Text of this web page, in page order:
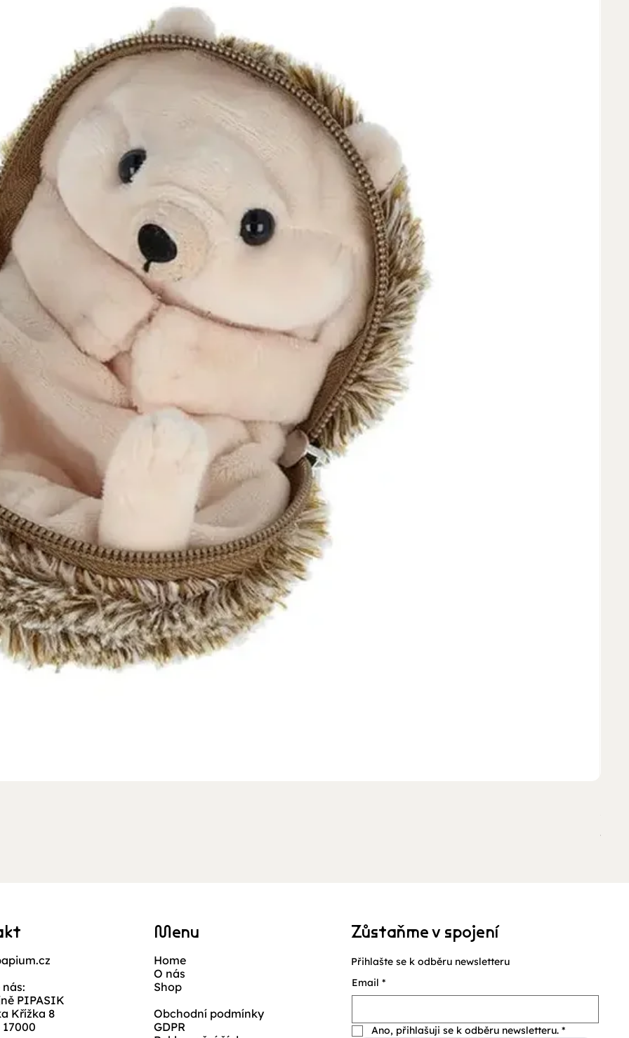
včetně
PIPASIK
Křížka 8
17000
Menu
Home
O nás
Shop
Obchodní podmínky
GDPR
Zůstaňme v spojení
Přihlašte se k odběru newsletteru
Email *
Ano, přihlašuji se k odběru newsletteru. *